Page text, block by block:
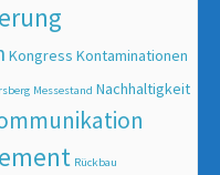
Kongress Kontaminationen
Messestand Nachhaltigkeit
Rückbau